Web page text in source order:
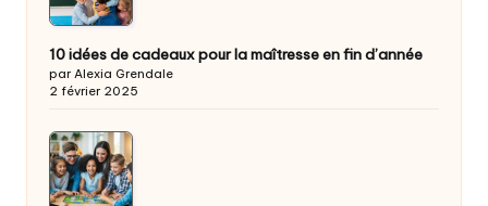
10 idées de cadeaux pour la maîtresse en fin d’année
par Alexia Grendale
2 février 2025